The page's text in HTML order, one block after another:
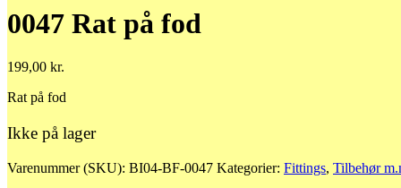
0047 Rat på fod
199,00 kr.
Rat på fod
Ikke på lager
Varenummer (SKU): BI04-BF-0047 Kategorier: Fittings, Tilbehør